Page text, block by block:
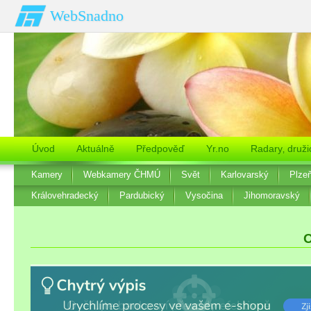
WebSnadno
Úvod Aktuálně Předpověď Yr.no Radary‚
Kamery Webkamery ČHMÚ Svět Karlovarský
Královehradecký
Pardubický Vysočina Jihomoravský